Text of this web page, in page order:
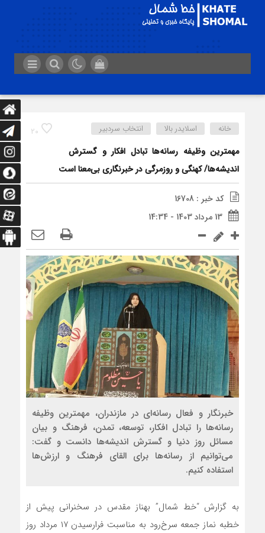
20 خانه اسلایدر بالا انتخاب سردبیر
مهمترین وظیفه رسانه‌ها تبادل افکار و گسترش
اندیشه‌ها/ کهنگی و روزمرگی در خبرنگاری بی‌معنا است
کد خبر : 16708
13 مرداد 1403 - 14:34
خبرنگار و فعال رسانه‌ای در مازندران، مهمترین وظیفه
رسانه‌ها را تبادل افکار، توسعه، تمدن، فرهنگ و بیان
مسائل روز دنیا و گسترش اندیشه‌ها دانست و گفت:
می‌توانیم از رسانه‌ها برای القای فرهنگ و ارزش‌ها
استفاده کنیم.
به گزارش “خط شمال” بهناز مقدس در سخنرانی پیش از
خطبه نماز جمعه سرخ‌رود به مناسبت فرارسیدن ۱۷ مرداد روز